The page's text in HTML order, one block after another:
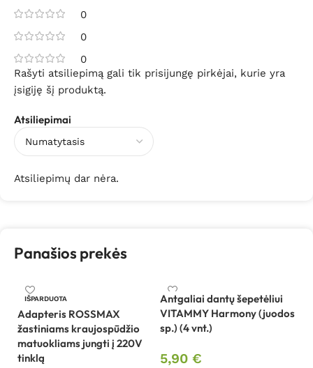
0
0
0
Atsiliepimai
Atsiliepimų dar nėra.
Rašyti atsiliepimą gali tik prisijungę pirkėjai, kurie yra
įsigiję šį produktą.
Panašios prekės
IŠPARDUOTA
Adapteris ROSSMAX
žastiniams kraujospūdžio
matuokliams jungti į 220V
tinklą
Antgaliai dantų šepetėliui
VITAMMY Harmony (juodos
sp.) (4 vnt.)
5,90 €